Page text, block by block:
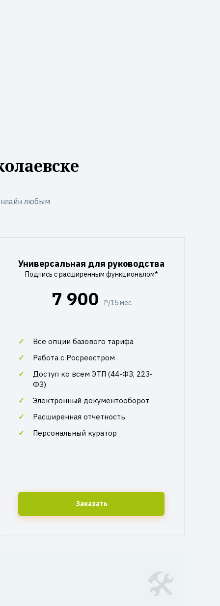
любым
Универсальная для руководства
Подпись с расширенным функционалом*
7 900 ₽/15 мес
Все опции базового тарифа
Работа с Росреестром
Доступ ко всем ЭТП (44-ФЗ, 223-
ФЗ)
Электронный документооборот
Расширенная отчетность
Персональный куратор
Заказать